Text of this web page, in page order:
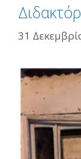
31